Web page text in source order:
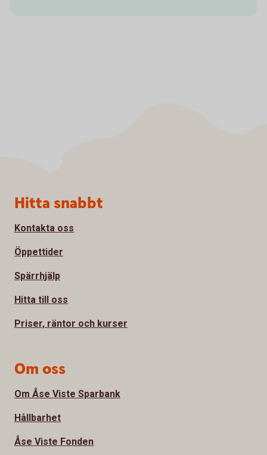
Sidfot
Hitta snabbt
Kontakta oss
Öppettider
Spärrhjälp
Hitta till oss
Priser, räntor och kurser
Om oss
Om Åse Viste Sparbank
Hållbarhet
Åse Viste Fonden